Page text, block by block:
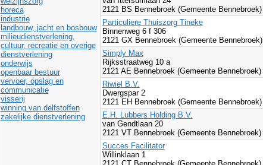
horeca
industrie
landbouw, jacht en bosbouw
milieudienstverlening,
cultuur, recreatie en overige
dienstverlening
onderwijs
openbaar bestuur
vervoer, opslag en
communicatie
visserij
winning van delfstoffen
zakelijke dienstverlening
2121 BS Bennebroek (Gemeente Bennebroek)
Particuliere Thuiszorg Tineke
Binnenweg 6 f 306
2121 GX Bennebroek (Gemeente Bennebroek)
Simply Max
Rijksstraatweg 10 a
2121 AE Bennebroek (Gemeente Bennebroek)
Riwiel B.V.
Dwergspar 2
2121 EH Bennebroek (Gemeente Bennebroek)
E.H. Lubbers Holding B.V.
van Gendtlaan 20
2121 VT Bennebroek (Gemeente Bennebroek)
Succes Facilitator
Willinklaan 1